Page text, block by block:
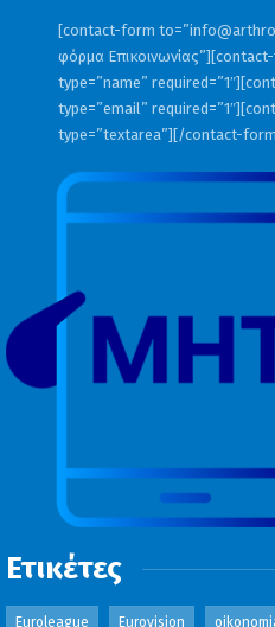
[contact-form to=”
φόρμα
type=”name”
type=”email”
type=”textarea”][/contact-
Ετικέτες
Euroleague Eurovision